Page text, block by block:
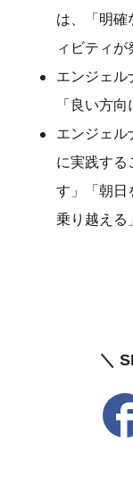
は、「明確
ィビティが
エンジェル
「良い方
エンジェル
に実践する
す」「朝日
乗り越える
＼